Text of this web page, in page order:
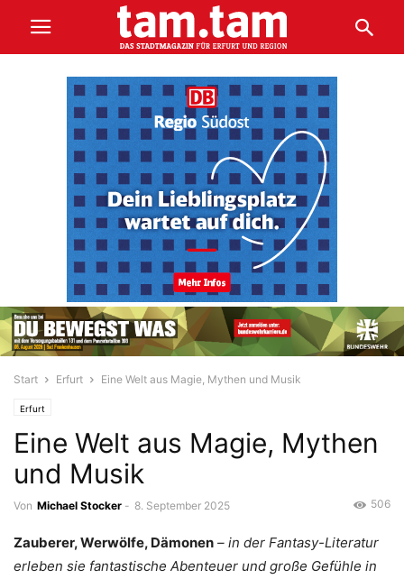
Start Erfurt Eine Welt aus Magie, Mythen und Musik
Erfurt
Eine Welt aus Magie, Mythen
und Musik
Von Michael Stocker - 8. September 2025 506
Zauberer, Werwölfe, Dämonen – in der Fantasy-Literatur
erleben sie fantastische Abenteuer und große Gefühle in